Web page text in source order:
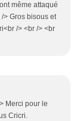
même attaqué
/> Gros bisous et
/> <br /> <br
Merci pour le
Cricri.